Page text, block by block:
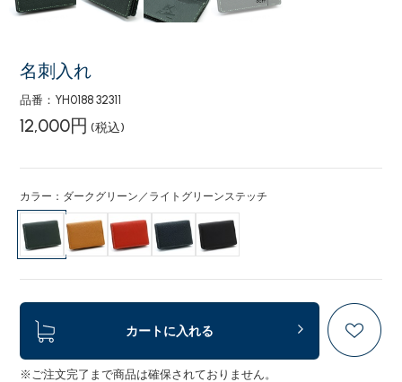
名刺入れ
品番：YH0188 32311
12,000円 (税込)
カラー：ダークグリーン／ライトグリーンステッチ
カートに入れる
※ご注文完了まで商品は確保されておりません。